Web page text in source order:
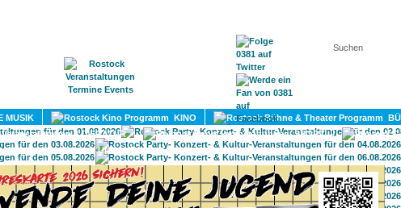
KONTAKT
MUSIK KINO
LITERATUR SPORT
UMLAND